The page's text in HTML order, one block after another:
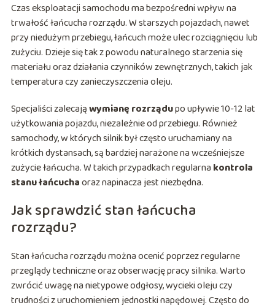
Czas eksploatacji samochodu ma bezpośredni wpływ na
trwałość łańcucha rozrządu. W starszych pojazdach, nawet
przy niedużym przebiegu, łańcuch może ulec rozciągnięciu lub
zużyciu. Dzieje się tak z powodu naturalnego starzenia się
materiału oraz działania czynników zewnętrznych, takich jak
temperatura czy zanieczyszczenia oleju.
Specjaliści zalecająwymianę rozrządupo upływie 10-12 lat
użytkowania pojazdu, niezależnie od przebiegu. Również
samochody, w których silnik był często uruchamiany na
krótkich dystansach, są bardziej narażone na wcześniejsze
zużycie łańcucha. W takich przypadkach regularna kontrola
stanu łańcuchaoraz napinacza jest niezbędna.
Jak sprawdzić stan łańcucha
rozrządu?
Stan łańcucha rozrządu można ocenić poprzez regularne
przeglądy techniczne oraz obserwację pracy silnika. Warto
zwrócić uwagę na nietypowe odgłosy, wycieki oleju czy
trudności z uruchomieniem jednostki napędowej. Często do